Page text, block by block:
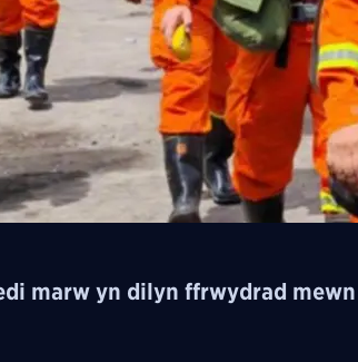
marw yn dilyn ffrwydrad